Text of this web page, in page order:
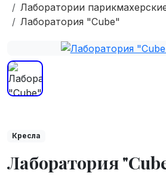
Лаборатории
Лаборатория "Cube"
Кресла
Лаборатория